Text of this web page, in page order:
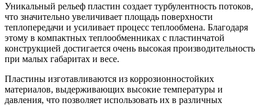
Уникальный рельеф пластин создает турбулентность потоков,
что значительно увеличивает площадь поверхности
теплопередачи и усиливает процесс теплообмена. Благодаря
этому в компактных теплообменниках с пластинчатой
конструкцией достигается очень высокая производительность
при малых габаритах и весе.
Пластины изготавливаются из коррозионностойких
материалов, выдерживающих высокие температуры и
давления, что позволяет использовать их в различных